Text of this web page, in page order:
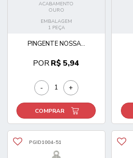
ACABAMENTO
OURO
EMBALAGEM
1 PEÇA
PINGENTE NOSSA...
PORR$ 5,94
- +
COMPRAR
PGID1004-51